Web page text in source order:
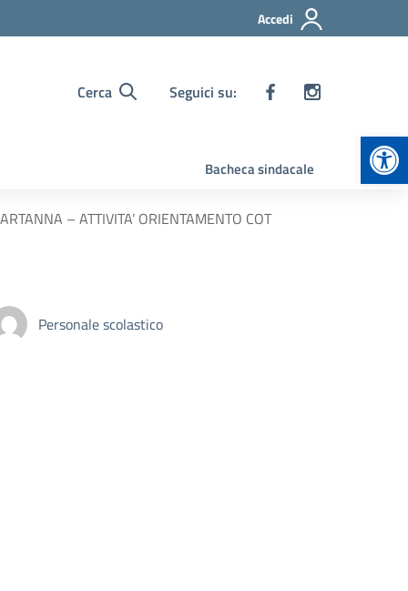
Accedi
Cerca Seguici su:
Bacheca sindacale
– ATTIVITA’ ORIENTAMENTO COT
Personale scolastico